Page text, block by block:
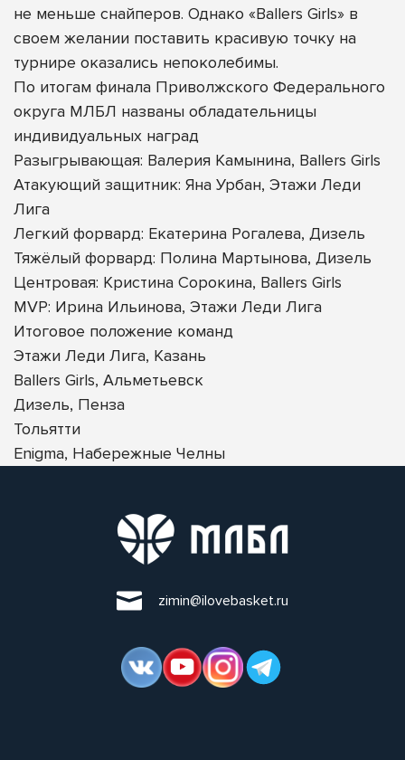
не меньше снайперов. Однако «Ballers Girls» в
своем желании поставить красивую точку на
турнире оказались непоколебимы.
По итогам финала Приволжского Федерального
округа МЛБЛ названы обладательницы
индивидуальных наград
Разыгрывающая: Валерия Камынина, Ballers Girls
Атакующий защитник: Яна Урбан, Этажи Леди
Лига
Легкий форвард: Екатерина Рогалева, Дизель
Тяжёлый форвард: Полина Мартынова, Дизель
Центровая: Кристина Сорокина, Ballers Girls
MVP: Ирина Ильинова, Этажи Леди Лига
Итоговое положение команд
Этажи Леди Лига, Казань
Ballers Girls, Альметьевск
Дизель, Пенза
Тольятти
Enigma, Набережные Челны
zimin@ilovebasket.ru